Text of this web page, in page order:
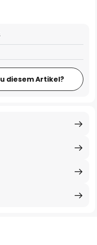
diesem Artikel?